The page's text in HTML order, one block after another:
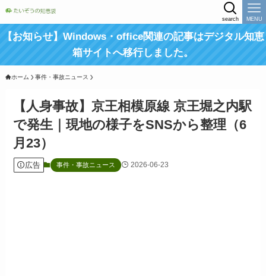
search MENU
【お知らせ】Windows・office関連の記事はデジタル知恵
箱サイトへ移行しました。
ホーム 事件・事故ニュース
【人身事故】京王相模原線 京王堀之内駅
で発生｜現地の様子をSNSから整理（6
月23）
広告 事件・事故ニュース 2026-06-23